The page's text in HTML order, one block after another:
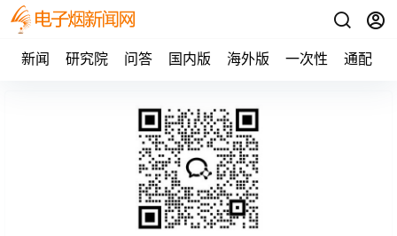
新闻 研究院 问答 国内版 海外版 一次性 通配